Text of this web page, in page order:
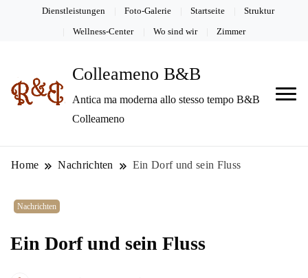
Dienstleistungen Foto-Galerie Startseite Struktur
Wellness-Center Wo sind wir Zimmer
Colleameno B&B
Antica ma moderna allo stesso tempo B&B
Colleameno
Home Nachrichten Ein Dorf und sein Fluss
Nachrichten
Ein Dorf und sein Fluss